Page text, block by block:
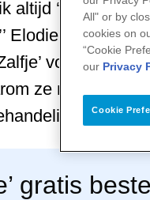
altijd ‘jouw
Elodie Mendels
voor
ze nu smeren.
gratis
All" or by
cookies on
“Cookie
our Privacy
Cookie